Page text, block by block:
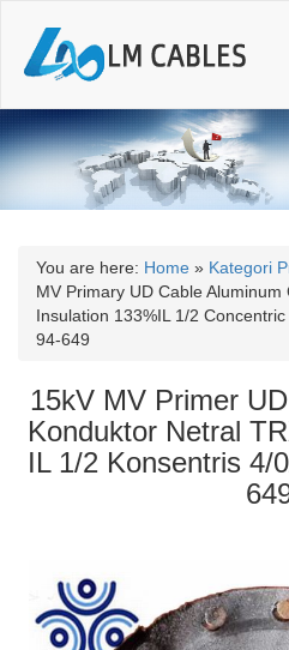
You are here: Home » Kategori
MV Primary UD Cable
Insulation 133%IL 1/2
94-649
15kV MV Primer
Konduktor Netral
IL 1/2 Konsentris 4/